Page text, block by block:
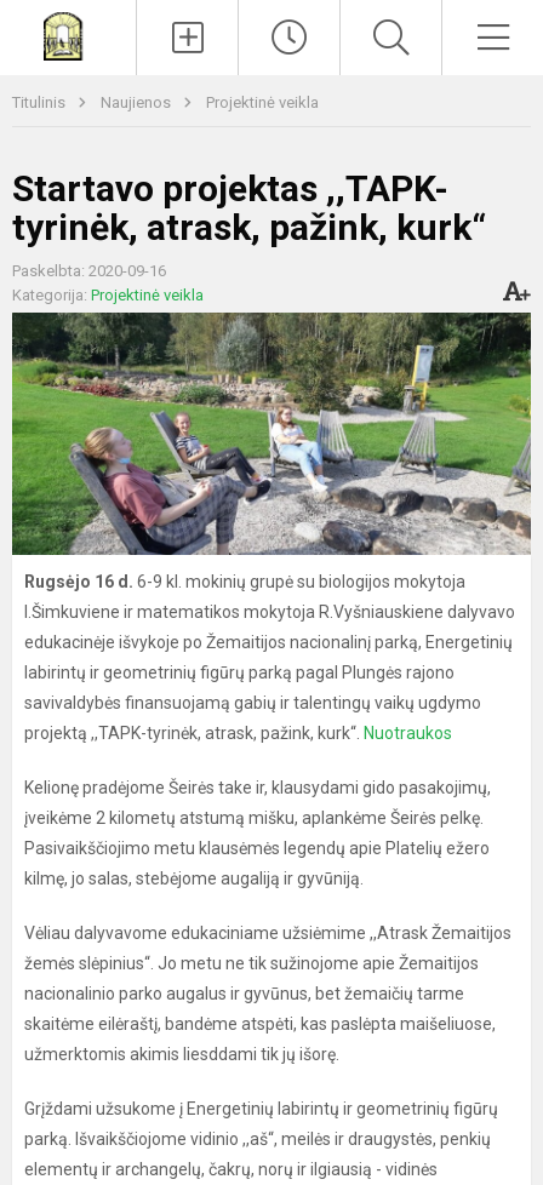
Titulinis Naujienos Projektinė veikla
Startavo projektas ,,TAPK-
tyrinėk, atrask, pažink, kurk“
Paskelbta: 2020-09-16
Kategorija: Projektinė veikla
Rugsėjo 16 d. 6-9 kl. mokinių grupė su biologijos mokytoja
I.Šimkuviene ir matematikos mokytoja R.Vyšniauskiene dalyvavo
edukacinėje išvykoje po Žemaitijos nacionalinį parką, Energetinių
labirintų ir geometrinių figūrų parką pagal Plungės rajono
savivaldybės finansuojamą gabių ir talentingų vaikų ugdymo
projektą ,,TAPK-tyrinėk, atrask, pažink, kurk“. Nuotraukos
Kelionę pradėjome Šeirės take ir, klausydami gido pasakojimų,
įveikėme 2 kilometų atstumą mišku, aplankėme Šeirės pelkę.
Pasivaikščiojimo metu klausėmės legendų apie Platelių ežero
kilmę, jo salas, stebėjome augaliją ir gyvūniją.
Vėliau dalyvavome edukaciniame užsiėmime ,,Atrask Žemaitijos
žemės slėpinius“. Jo metu ne tik sužinojome apie Žemaitijos
nacionalinio parko augalus ir gyvūnus, bet žemaičių tarme
skaitėme eilėraštį, bandėme atspėti, kas paslėpta maišeliuose,
užmerktomis akimis liesddami tik jų išorę.
Grįždami užsukome į Energetinių labirintų ir geometrinių figūrų
parką. Išvaikščiojome vidinio ,,aš“, meilės ir draugystės, penkių
elementų ir archangelų, čakrų, norų ir ilgiausią - vidinės